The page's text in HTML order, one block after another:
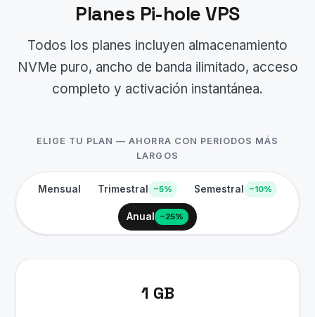
Planes Pi-hole VPS
Todos los planes incluyen almacenamiento
NVMe puro, ancho de banda ilimitado, acceso
completo y activación instantánea.
ELIGE TU PLAN — AHORRA CON PERIODOS MÁS
LARGOS
Mensual Trimestral −5% Semestral −10%
Anual −25%
1 GB